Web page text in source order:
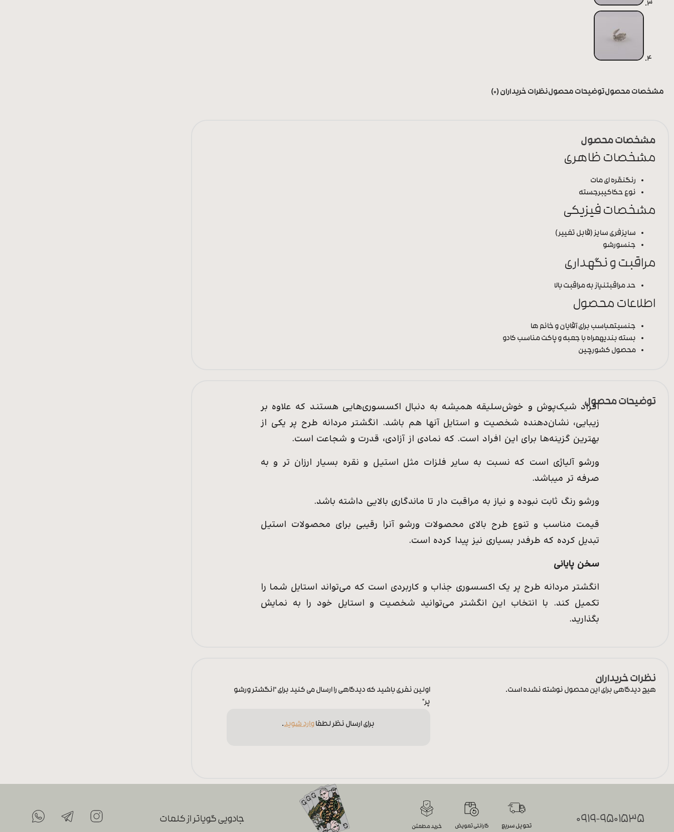
مشخصات محصولتوضیحات محصولنظرات خریداران (0)
مشخصات محصول
مشخصات ظاهری
رنگنقره ای مات
نوع حکاکیبرجسته
مشخصات فیزیکی
سایزفری سایز (قابل تغییر)
جنسورشو
مراقبت و نگهداری
حد مراقبتنیاز به مراقبت بالا
اطلاعات محصول
جنسیتمباسب برای آقایان و خانم ها
بسته بندیهمراه با جعبه و پاکت مناسب کادو
محصول کشورچین
توضیحات محصولافراد شیک‌پوش و خوش‌سلیقه همیشه به دنبال اکسسوری‌هایی هستند که علاوه بر
زیبایی، نشان‌دهنده شخصیت و استایل آنها هم باشد. انگشتر مردانه طرح پر یکی از
بهترین گزینه‌ها برای این افراد است. که نمادی از آزادی، قدرت و شجاعت است.
ورشو آلیاژی است که نسبت به سایر فلزات مثل استیل و نقره بسیار ارزان تر و به
صرفه تر میباشد.
ورشو رنگ ثابت نبوده و نیاز به مراقبت دار تا ماندگاری بالایی داشته باشد.
قیمت مناسب و تنوع طرح بالای محصولات ورشو آنرا رقیبی برای محصولات استیل
تبدیل کرده که طرفدر بسیاری نیز پیدا کرده است.
سخن پایانی
انگشتر مردانه طرح پر یک اکسسوری جذاب و کاربردی است که می‌تواند استایل شما را
تکمیل کند. با انتخاب این انگشتر می‌توانید شخصیت و استایل خود را به نمایش
بگذارید.
نظرات خریداران
هیچ دیدگاهی برای این محصول نوشته نشده است.
اولین نفری باشید که دیدگاهی را ارسال می کنید برای “انگشتر ورشو
پر”
برای ارسال نظر لطفاوارد شوید.
0919-9501535 تحویل سریع گارانتی تعویض خرید مطمئن
جادویی گویاتر از کلمات